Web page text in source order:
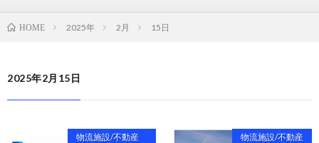
HOME 2025年 2月 15日
2025年2月15日
物流施設/不動産
物流施設/不動産